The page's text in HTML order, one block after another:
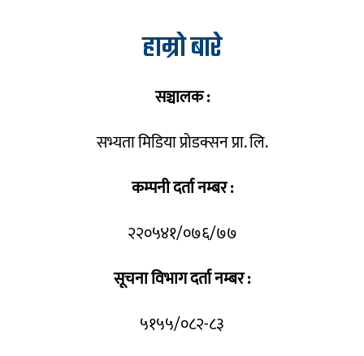
हाम्रो बारे
सञ्चालक :
सभ्यता मिडिया प्रोडक्सन प्रा. लि.
कम्पनी दर्ता नम्बर :
२२०५४१/०७६/७७
सूचना विभाग दर्ता नम्बर :
५१५५/०८२-८३